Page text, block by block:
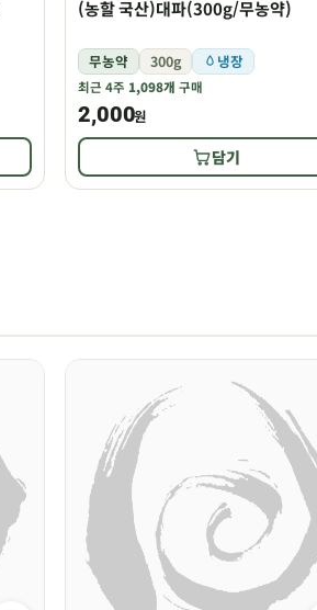
(농할 국산)대파(300g/무농약)
무농약 300g 냉장
최근 4주 1,098개 구매
2,000원
담기